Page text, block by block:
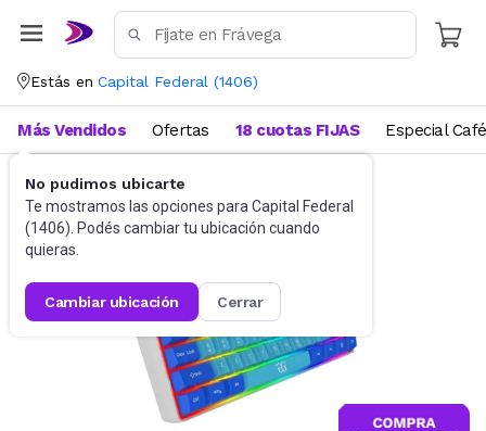
Estás en Capital Federal (1406)
No pudimos ubicarte
Te mostramos las opciones para Capital Federal
(1406). Podés cambiar tu ubicación cuando
quieras.
cambiar ubicación cerrar
Más Vendidos Ofertas 18 cuotas FIJAS Especial Café
Gaming PC Teclados